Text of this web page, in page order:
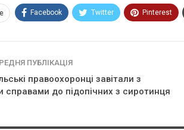
Facebook Twitter Pinterest
ПУБЛІКАЦІЯ
правоохоронці завітали з
справами до підопічних з сиротинця